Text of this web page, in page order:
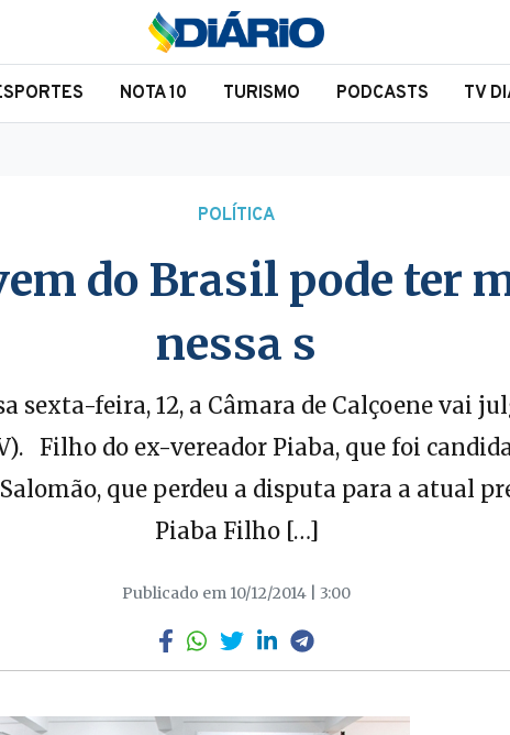
NOTA 10 TURISMO PODCASTS TV
POLÍTICA
do Brasil pode ter
nessa s
sexta-feira, 12, a Câmara de Calçoene vai
Filho do ex-vereador Piaba, que foi
que perdeu a disputa para a atual
Piaba Filho […]
Publicado em 10/12/2014 | 3:00